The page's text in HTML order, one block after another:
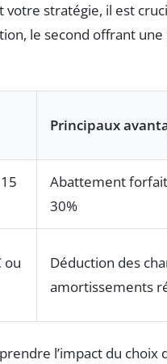
stratégie, il est
le second offrant
Principaux
Abattement
30%
ou
Déduction des
amortissements
l’impact du choix